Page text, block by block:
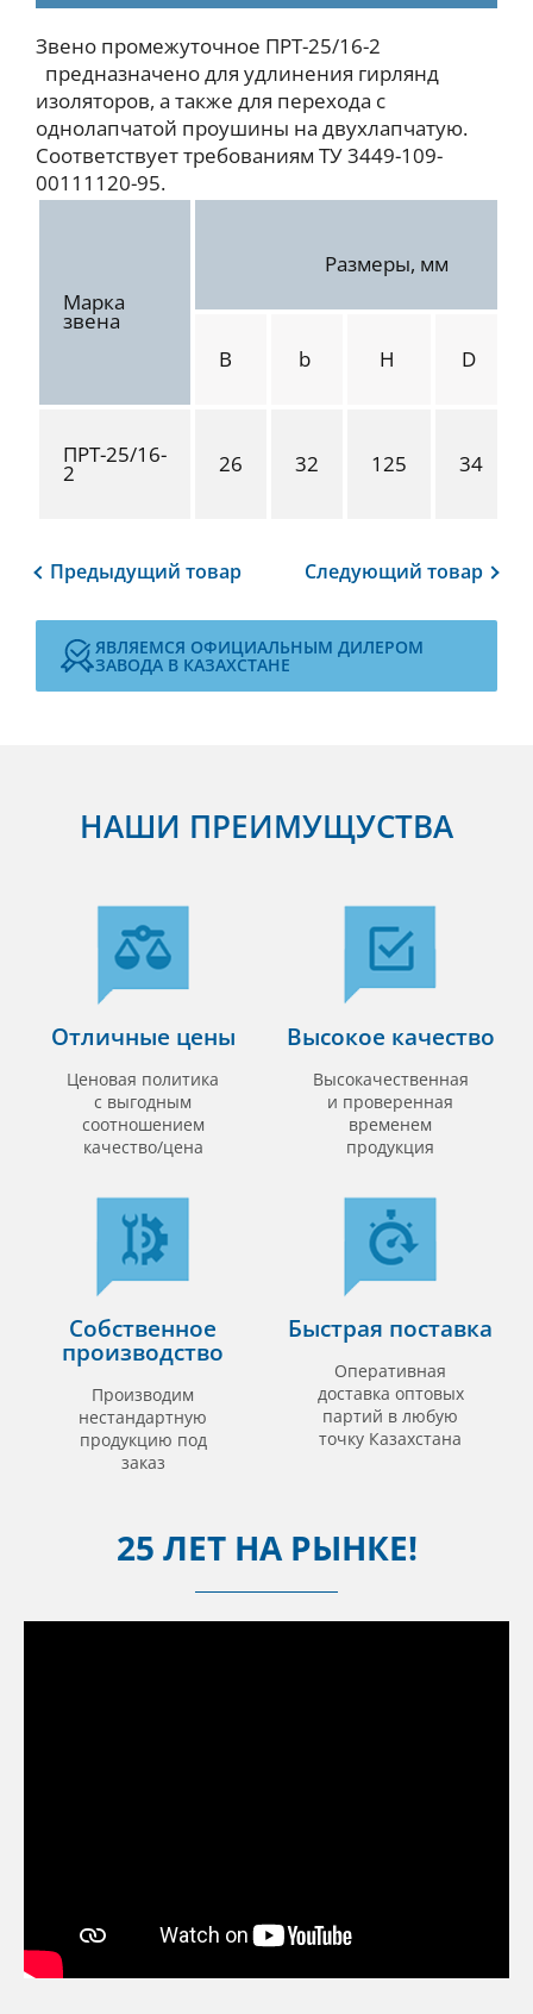
Звено промежуточное ПРТ-25/16-2
предназначено для удлинения гирлянд
изоляторов, а также для перехода с
однолапчатой проушины на двухлапчатую.
Соответствует требованиям ТУ 3449-109-
00111120-95.
Марка
звена
Размеры, мм
B b H D
ПРТ-25/16-
2 26 32 125 34
Предыдущий товар Следующий товар
ЯВЛЯЕМСЯ ОФИЦИАЛЬНЫМ ДИЛЕРОМ
ЗАВОДА В КАЗАХСТАНЕ
НАШИ ПРЕИМУЩУСТВА
Отличные цены
Ценовая политика
с выгодным
соотношением
качество/цена
Высокое качество
Высокачественная
и проверенная
временем
продукция
Собственное
производство
Производим
нестандартную
продукцию под
заказ
Быстрая поставка
Оперативная
доставка оптовых
партий в любую
точку Казахстана
25 ЛЕТ НА РЫНКЕ!